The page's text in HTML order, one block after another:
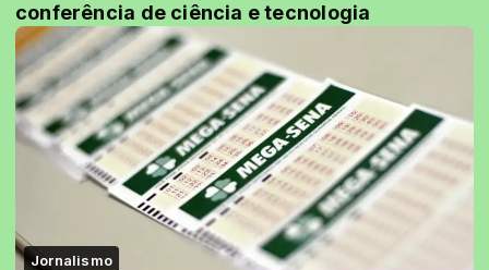
conferência de ciência e tecnologia
Jornalismo